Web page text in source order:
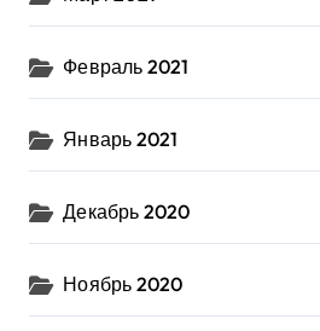
Февраль 2021
Январь 2021
Декабрь 2020
Ноябрь 2020